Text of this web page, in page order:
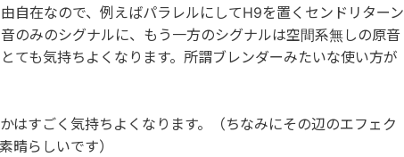
自在なので、例えばパラレルにしてH9を置くセンドリターン
のみのシグナルに、もう一方のシグナルは空間系無しの原音
ても気持ちよくなります。所謂ブレンダーみたいな使い方が
はすごく気持ちよくなります。（ちなみにその辺のエフェク
晴らしいです）